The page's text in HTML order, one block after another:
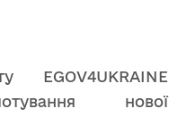
нової